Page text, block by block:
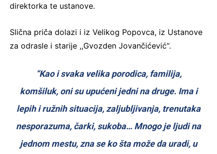
direktorka te ustanove.
Slična priča dolazi i iz Velikog Popovca, iz Ustanove
za odrasle i starije ,,Gvozden Jovančićević“.
“Kao i svaka velika porodica, familija,
komšiluk, oni su upućeni jedni na druge. Ima i
lepih i ružnih situacija, zaljubljivanja, trenutaka
nesporazuma, čarki, sukoba… Mnogo je ljudi na
jednom mestu, zna se ko šta može da uradi, u